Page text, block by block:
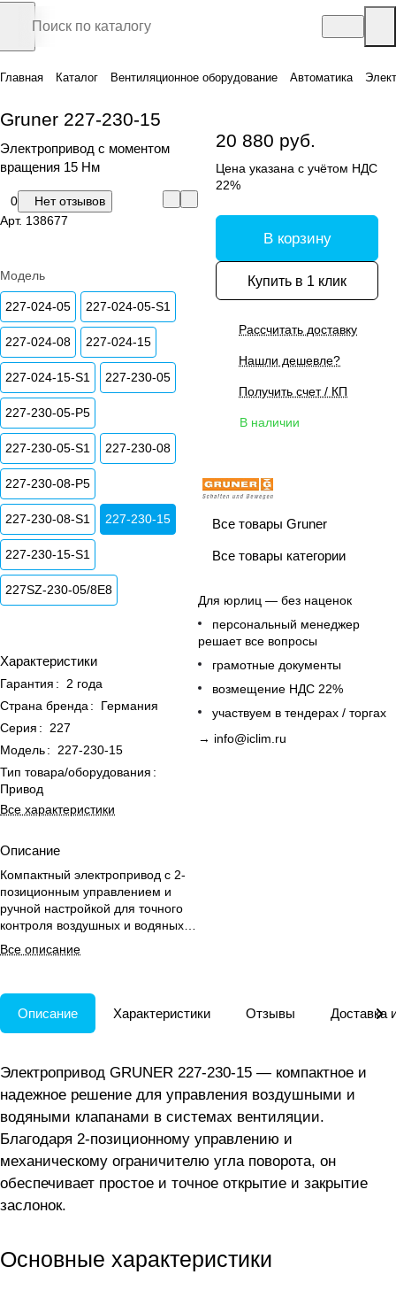
Главная Каталог Вентиляционное оборудование Автоматика
Gruner 227-230-15
Электропривод с моментом
вращения 15 Нм
0
Нет отзывов
Арт. 138677
Модель
227-024-05 227-024-05-S1
227-024-08 227-024-15
227-024-15-S1 227-230-05
227-230-05-P5
227-230-05-S1 227-230-08
227-230-08-P5
227-230-08-S1 227-230-15
227-230-15-S1
227SZ-230-05/8E8
Характеристики
Гарантия :
2 года
Страна бренда :
Германия
Серия :
227
Модель:
227-230-15
Тип товара/оборудования :
Привод
Все характеристики
Описание
Компактный электропривод с 2-
позиционным управлением и
ручной настройкой для точного
контроля воздушных и водяных
клапанов.
Все описание
20 880 руб.
Цена указана с учётом НДС
22%
В корзину
Купить в 1 клик
Рассчитать доставку
Нашли дешевле?
Получить счет / КП
В наличии
Все товары Gruner
Все товары категории
Для юрлиц — без наценок
персональный менеджер
решает все вопросы
грамотные документы
возмещение НДС 22%
участвуем в тендерах / торгах
→ info@iclim.ru
Описание Характеристики Отзывы Доставка
Электропривод GRUNER 227-230-15 — компактное и
надежное решение для управления воздушными и
водяными клапанами в системах вентиляции.
Благодаря 2-позиционному управлению и
механическому ограничителю угла поворота, он
обеспечивает простое и точное открытие и закрытие
заслонок.
Основные характеристики